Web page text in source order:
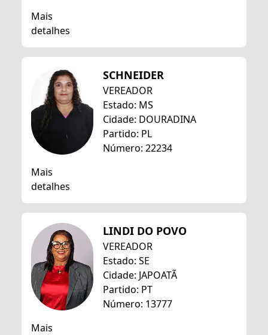
Mais
detalhes
SCHNEIDER
VEREADOR
Estado: MS
Cidade: DOURADINA
Partido: PL
Número: 22234
Mais
detalhes
LINDI DO POVO
VEREADOR
Estado: SE
Cidade: JAPOATÃ
Partido: PT
Número: 13777
Mais